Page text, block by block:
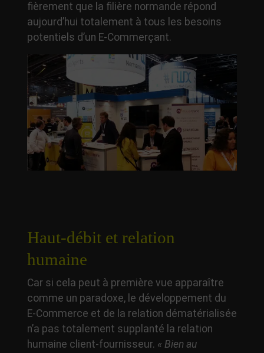
fièrement que la filière normande répond
aujourd’hui totalement à tous les besoins
potentiels d’un E-Commerçant.
Haut-débit et relation
humaine
Car si cela peut à première vue apparaître
comme un paradoxe, le développement du
E-Commerce et de la relation dématérialisée
n’a pas totalement supplanté la relation
humaine client-fournisseur. « Bien au